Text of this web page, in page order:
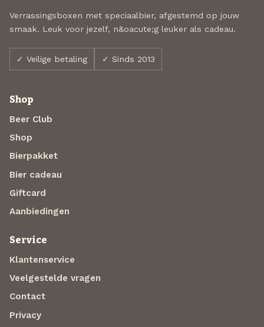
Verrassingsboxen met speciaalbier, afgestemd op jouw
smaak. Leuk voor jezelf, n&oacute;g leuker als cadeau.
✓ Veilige betaling ✓ Sinds 2013
Shop
Beer Club
Shop
Bierpakket
Bier cadeau
Giftcard
Aanbiedingen
Service
Klantenservice
Veelgestelde vragen
Contact
Privacy